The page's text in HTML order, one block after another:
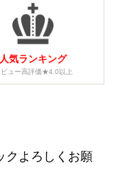
人気ランキング
ビュー高評価★4.0以上
クよろしくお願